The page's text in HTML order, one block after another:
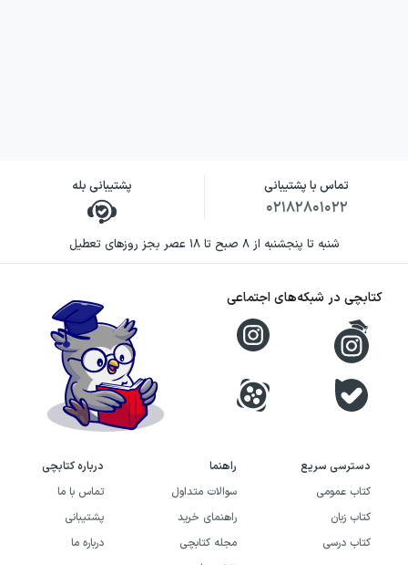
تماس با پشتیبانی
۰۲۱۸۲۸۰۱۰۲۲
پشتیبانی بله
شنبه تا پنجشنبه از ۸ صبح تا ۱۸ عصر بجز روزهای تعطیل
دسترسی سریع
کتاب عمومی
کتاب زبان
کتاب درسی
راهنما
سوالات متداول
راهنمای خرید
مجله کتابچی
درباره کتابچی
تماس با ما
پشتیبانی
درباره ما
کتابچی در شبکه‌های اجتماعی